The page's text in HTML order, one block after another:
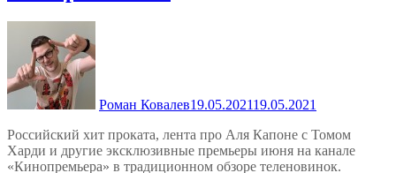
Роман Ковалев19.05.202119.05.2021
Российский хит проката, лента про Аля Капоне с Томом
Харди и другие эксклюзивные премьеры июня на канале
«Кинопремьера» в традиционном обзоре теленовинок.